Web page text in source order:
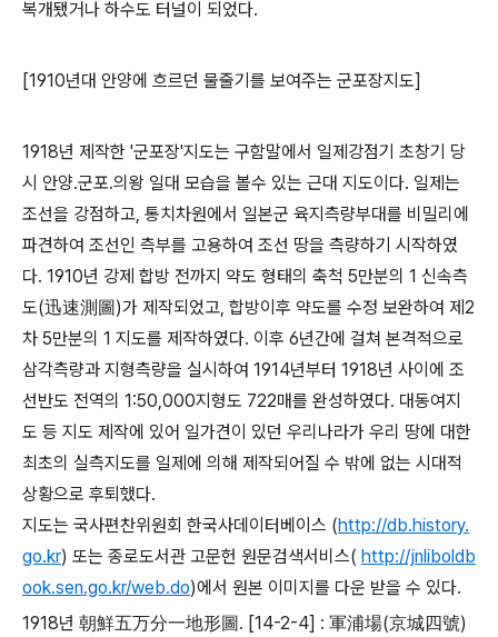
복개됐거나 하수도 터널이 되었다.
[1910년대 안양에 흐르던 물줄기를 보여주는 군포장지도]
1918년 제작한 '군포장'지도는 구함말에서 일제강점기 초창기 당
시 안양.군포.의왕 일대 모습을 볼수 있는 근대 지도이다. 일제는
조선을 강점하고, 통치차원에서 일본군 육지측량부대를 비밀리에
파견하여 조선인 측부를 고용하여 조선 땅을 측량하기 시작하였
다. 1910년 강제 합방 전까지 약도 형태의 축척 5만분의 1 신속측
도(迅速測圖)가 제작되었고, 합방이후 약도를 수정 보완하여 제2
차 5만분의 1 지도를 제작하였다. 이후 6년간에 걸쳐 본격적으로
삼각측량과 지형측량을 실시하여 1914년부터 1918년 사이에 조
선반도 전역의 1:50,000지형도 722매를 완성하였다. 대동여지
도 등 지도 제작에 있어 일가견이 있던 우리나라가 우리 땅에 대한
최초의 실측지도를 일제에 의해 제작되어질 수 밖에 없는 시대적
상황으로 후퇴했다.
지도는 국사편찬위원회 한국사데이터베이스 (http://db.history.
go.kr) 또는 종로도서관 고문헌 원문검색서비스( http://jnliboldb
ook.sen.go.kr/web.do)에서 원본 이미지를 다운 받을 수 있다.
1918년 朝鮮五万分一地形圖. [14-2-4] : 軍浦場(京城四號)